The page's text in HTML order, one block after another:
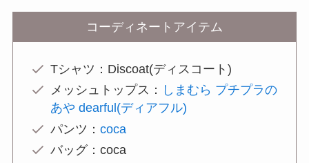
コーディネートアイテム
Tシャツ：Discoat(ディスコート)
メッシュトップス： しまむら プチプラの
あや dearful(ディアフル)
パンツ： coca
バッグ：coca